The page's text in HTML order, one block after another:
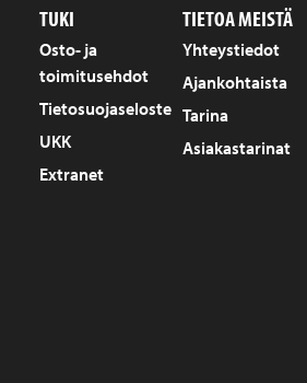
TUKI
Osto- ja
toimitusehdot
Tietosuojaseloste
UKK
Extranet
TIETOA MEISTÄ
Yhteystiedot
Ajankohtaista
Tarina
Asiakastarinat